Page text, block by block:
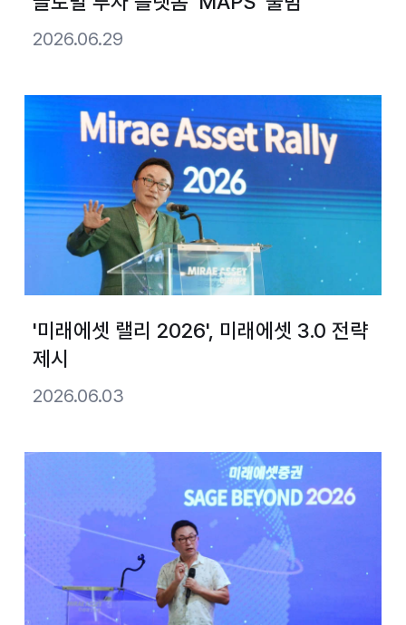
2026.06.29
'미래에셋 랠리 2026', 미래에셋 3.0 전략
제시
2026.06.03